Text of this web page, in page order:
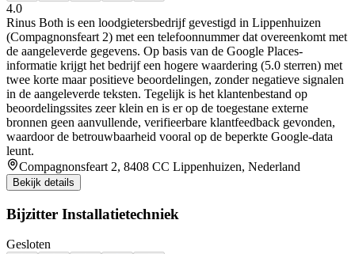
4.0
Rinus Both is een loodgietersbedrijf gevestigd in Lippenhuizen
(Compagnonsfeart 2) met een telefoonnummer dat overeenkomt met
de aangeleverde gegevens. Op basis van de Google Places-
informatie krijgt het bedrijf een hogere waardering (5.0 sterren) met
twee korte maar positieve beoordelingen, zonder negatieve signalen
in de aangeleverde teksten. Tegelijk is het klantenbestand op
beoordelingssites zeer klein en is er op de toegestane externe
bronnen geen aanvullende, verifieerbare klantfeedback gevonden,
waardoor de betrouwbaarheid vooral op de beperkte Google-data
leunt.
Compagnonsfeart 2, 8408 CC Lippenhuizen, Nederland
Bekijk details
Bijzitter Installatietechniek
Gesloten